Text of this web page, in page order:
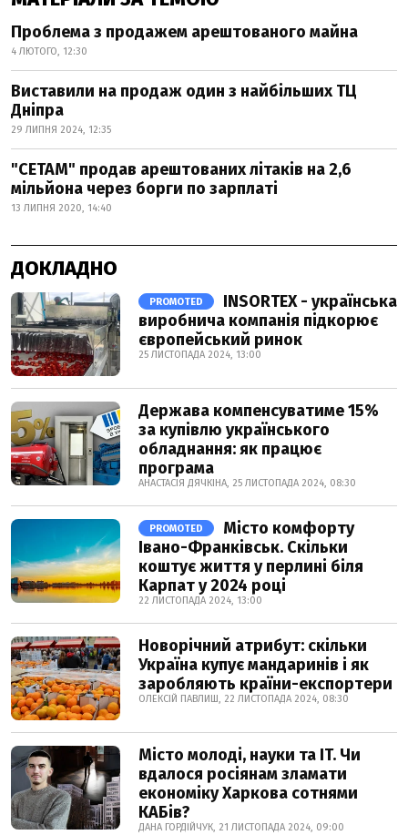
Проблема з продажем арештованого майна
4 ЛЮТОГО, 12:30
Виставили на продаж один з найбільших ТЦ
Дніпра
29 ЛИПНЯ 2024, 12:35
"СЕТАМ" продав арештованих літаків на 2,6
мільйона через борги по зарплаті
13 ЛИПНЯ 2020, 14:40
ДОКЛАДНО
PROMOTED
INSORTEX - українська
виробнича компанія підкорює
європейський ринок
25 ЛИСТОПАДА 2024, 13:00
Держава компенсуватиме 15%
за купівлю українського
обладнання: як працює
програма
АНАСТАСІЯ ДЯЧКІНА, 25 ЛИСТОПАДА 2024, 08:30
PROMOTED
Місто комфорту
Івано-Франківськ. Скільки
коштує життя у перлині біля
Карпат у 2024 році
22 ЛИСТОПАДА 2024, 13:00
Новорічний атрибут: скільки
Україна купує мандаринів і як
заробляють країни-експортери
ОЛЕКСІЙ ПАВЛИШ, 22 ЛИСТОПАДА 2024, 08:30
Місто молоді, науки та IT. Чи
вдалося росіянам зламати
економіку Харкова сотнями
КАБів?
ДАНА ГОРДІЙЧУК, 21 ЛИСТОПАДА 2024, 09:00